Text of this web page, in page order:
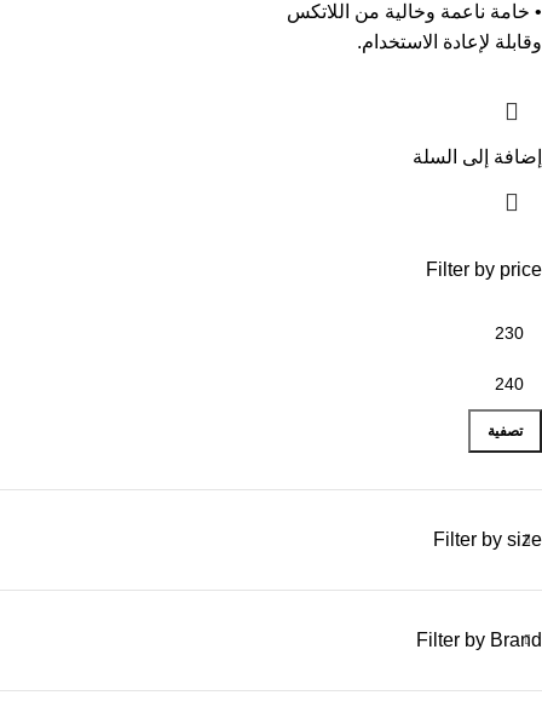
Filter by price
تصفية
Filter by size
Filter by Brand
• خامة ناعمة وخالية من اللاتكس
وقابلة لإعادة الاستخدام.
إضافة إلى السلة